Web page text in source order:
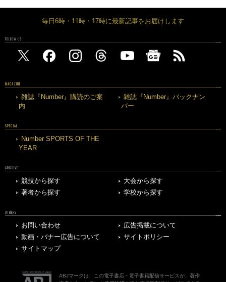
毎日6時・11時・17時に最新記事をお届けします
FOLLOW US
MAGAZINE
雑誌『Number』購読のご案
内
雑誌『Number』バックナン
バー
SPECIAL
Number SPORTS OF THE
YEAR
ARCHIVE
競技から探す
大会から探す
著者から探す
学校から探す
OTHERS
お問い合わせ
広告掲載について
動画・バナー広告について
サイトポリシー
サイトマップ
ABJマークは、この電子書店・電子書籍配信サービスが、著作